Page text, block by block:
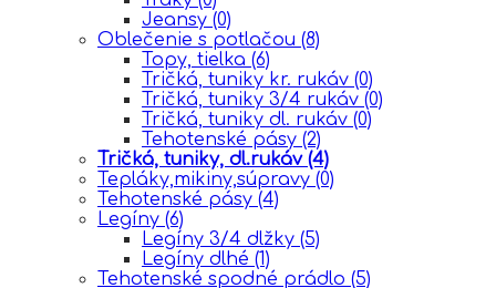
Jeansy (0)
Oblečenie s potlačou (8)
Topy, tielka (6)
Tričká, tuniky kr. rukáv (0)
Tričká, tuniky 3/4 rukáv (0)
Tričká, tuniky dl. rukáv (0)
Tehotenské pásy (2)
Tričká, tuniky, dl.rukáv (4)
Tepláky,mikiny,súpravy (0)
Tehotenské pásy (4)
Legíny (6)
Legíny 3/4 dlžky (5)
Legíny dlhé (1)
Tehotenské spodné prádlo (5)